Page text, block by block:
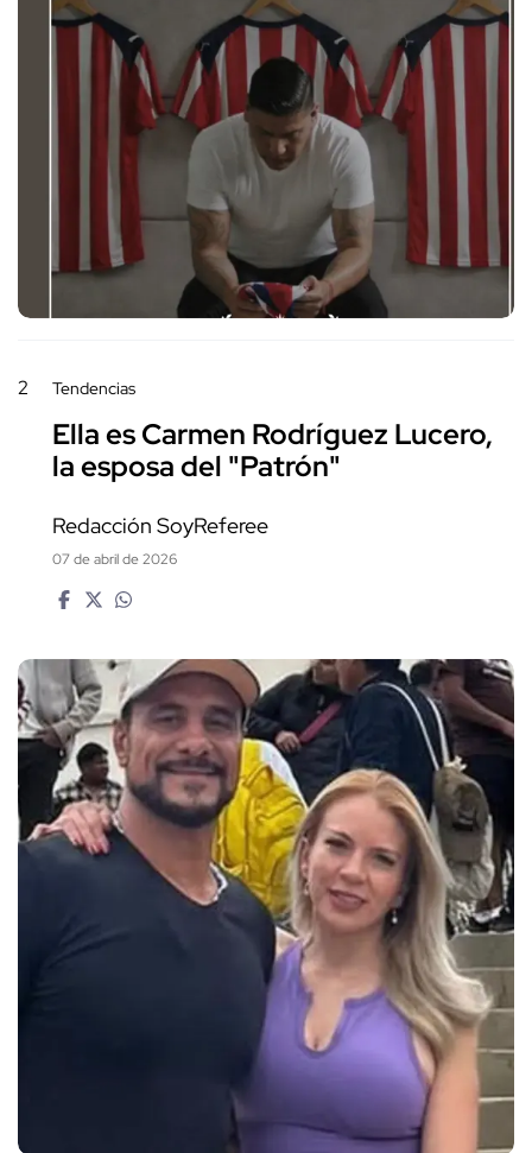
2 Tendencias
Ella es Carmen Rodríguez Lucero,
la esposa del "Patrón"
Redacción SoyReferee
07 de abril de 2026